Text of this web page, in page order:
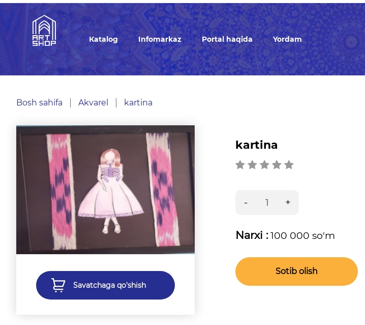
Кatalog Infomarkaz Portal haqida Yordam
Bosh sahifa Akvarel kartina
Savatchaga qo'shish
kartina
Narxi :100 000 so'm
Sotib olish